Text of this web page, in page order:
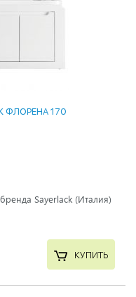
ФЛОРЕНА 170
Sayerlack (Италия)
КУПИТЬ